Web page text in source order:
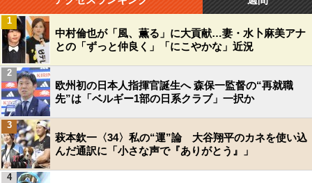
中村倫也が「風、薫る」に大貢献…妻・水卜麻美アナ
との「ずっと仲良く」「にこやかな」近況
1
欧州初の日本人指揮官誕生へ 森保一監督の“再就職
先”は「ベルギー1部の日系クラブ」一択か
2
萩本欽一〈34〉私の“運”論 大谷翔平のカネを使い込
んだ通訳に「小さな声で『ありがとう』」
3
4